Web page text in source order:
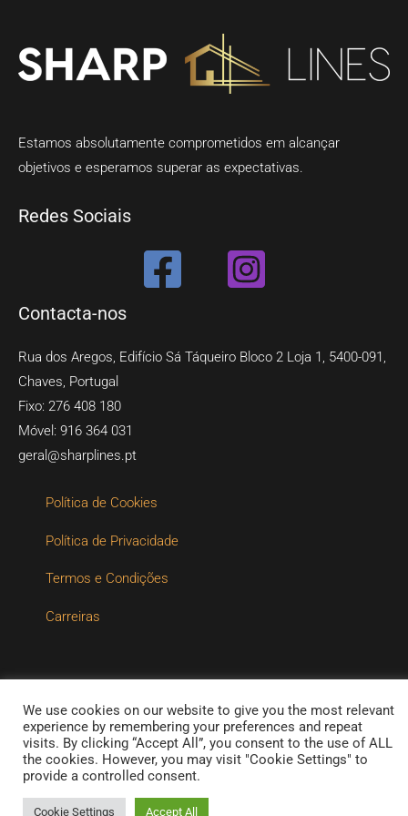
Estamos absolutamente comprometidos em alcançar
objetivos e esperamos superar as expectativas.
Redes Sociais
Contacta-nos
Rua dos Aregos, Edifício Sá Táqueiro Bloco 2 Loja 1, 5400-091,
Chaves, Portugal
Fixo: 276 408 180
Móvel: 916 364 031
geral@sharplines.pt​​
Política de Cookies
Política de Privacidade
Termos e Condições
Carreiras
Copyright © 2026 Sharplines
Powered by Sharplines
We use cookies on our website to give you the most relevant
experience by remembering your preferences and repeat
visits. By clicking “Accept All”, you consent to the use of ALL
the cookies. However, you may visit "Cookie Settings" to
provide a controlled consent.
Cookie Settings Accept All